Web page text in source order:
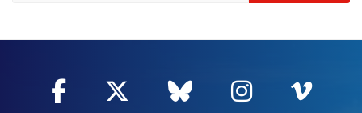
Facebook
, Ouvre une nouvelle fenêtre
Twitter
, Ouvre une nouvelle
Bluesky
, Ouvre une
Instagram
, Ouvre
,